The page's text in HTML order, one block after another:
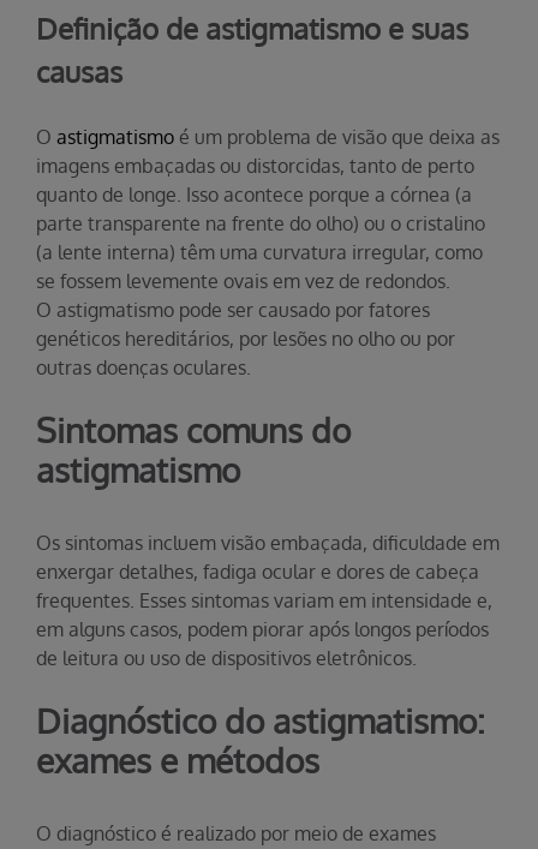
Definição de astigmatismo e suas
causas
O astigmatismo é um problema de visão que deixa as
imagens embaçadas ou distorcidas, tanto de perto
quanto de longe. Isso acontece porque a córnea (a
parte transparente na frente do olho) ou o cristalino
(a lente interna) têm uma curvatura irregular, como
se fossem levemente ovais em vez de redondos.
O astigmatismo pode ser causado por fatores
genéticos hereditários, por lesões no olho ou por
outras doenças oculares.
Sintomas comuns do
astigmatismo
Os sintomas incluem visão embaçada, dificuldade em
enxergar detalhes, fadiga ocular e dores de cabeça
frequentes. Esses sintomas variam em intensidade e,
em alguns casos, podem piorar após longos períodos
de leitura ou uso de dispositivos eletrônicos.
Diagnóstico do astigmatismo:
exames e métodos
O diagnóstico é realizado por meio de exames